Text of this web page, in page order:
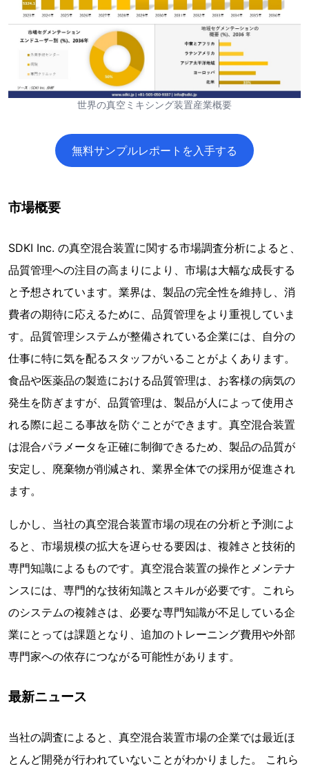
世界の真空ミキシング装置産業概要
無料サンプルレポートを入手する
市場概要
SDKI Inc. の真空混合装置に関する市場調査分析によると、
品質管理への注目の高まりにより、市場は大幅な成長する
と予想されています。業界は、製品の完全性を維持し、消
費者の期待に応えるために、品質管理をより重視していま
す。品質管理システムが整備されている企業には、自分の
仕事に特に気を配るスタッフがいることがよくあります。
食品や医薬品の製造における品質管理は、お客様の病気の
発生を防ぎますが、品質管理は、製品が人によって使用さ
れる際に起こる事故を防ぐことができます。真空混合装置
は混合パラメータを正確に制御できるため、製品の品質が
安定し、廃棄物が削減され、業界全体での採用が促進され
ます。
しかし、当社の真空混合装置市場の現在の分析と予測によ
ると、市場規模の拡大を遅らせる要因は、複雑さと技術的
専門知識によるものです。真空混合装置の操作とメンテナ
ンスには、専門的な技術知識とスキルが必要です。これら
のシステムの複雑さは、必要な専門知識が不足している企
業にとっては課題となり、追加のトレーニング費用や外部
専門家への依存につながる可能性があります。
最新ニュース
当社の調査によると、真空混合装置市場の企業では最近ほ
とんど開発が行われていないことがわかりました。 これら